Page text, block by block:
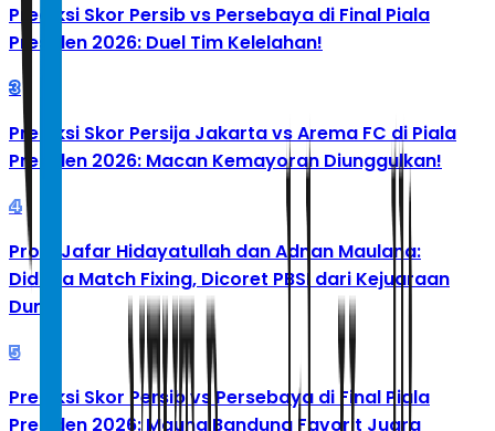
Prediksi Skor Persib vs Persebaya di Final Piala
Presiden 2026: Duel Tim Kelelahan!
3
Prediksi Skor Persija Jakarta vs Arema FC di Piala
Presiden 2026: Macan Kemayoran Diunggulkan!
4
Profil Jafar Hidayatullah dan Adnan Maulana:
Diduga Match Fixing, Dicoret PBSI dari Kejuaraan
Dunia
5
Prediksi Skor Persib vs Persebaya di Final Piala
Presiden 2026: Maung Bandung Favorit Juara